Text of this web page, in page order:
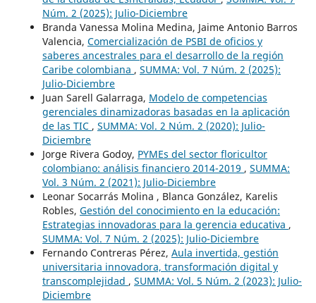
Núm. 2 (2025): Julio-Diciembre
Branda Vanessa Molina Medina, Jaime Antonio Barros
Valencia, Comercialización de PSBI de oficios y
saberes ancestrales para el desarrollo de la región
Caribe colombiana , SUMMA: Vol. 7 Núm. 2 (2025):
Julio-Diciembre
Juan Sarell Galarraga, Modelo de competencias
gerenciales dinamizadoras basadas en la aplicación
de las TIC , SUMMA: Vol. 2 Núm. 2 (2020): Julio-
Diciembre
Jorge Rivera Godoy, PYMEs del sector floricultor
colombiano: análisis financiero 2014-2019 , SUMMA:
Vol. 3 Núm. 2 (2021): Julio-Diciembre
Leonar Socarrás Molina , Blanca González, Karelis
Robles, Gestión del conocimiento en la educación:
Estrategias innovadoras para la gerencia educativa ,
SUMMA: Vol. 7 Núm. 2 (2025): Julio-Diciembre
Fernando Contreras Pérez, Aula invertida, gestión
universitaria innovadora, transformación digital y
transcomplejidad , SUMMA: Vol. 5 Núm. 2 (2023): Julio-
Diciembre